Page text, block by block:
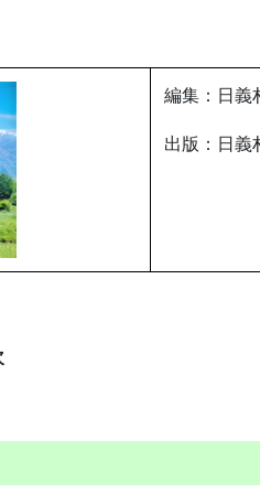
編集：日義
出版：日